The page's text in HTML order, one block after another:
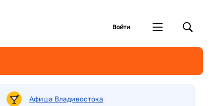
Войти
Афиша Владивостока